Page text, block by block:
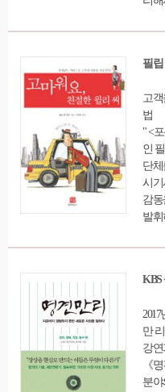
과
지하
필
고객
법
" <
인
단체
시기
감
발
워요
옮기
다. '
본
객
KBS
만
강연
《
분